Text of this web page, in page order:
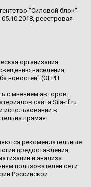
"Силовой блок"
реестровая
организация
населения
новостей" (ОГРН
с мнением авторов.
сайта Sila-rf.ru
использовании в
прямая
рекомендательные
предоставления
и анализа
пользователей сети
Российской